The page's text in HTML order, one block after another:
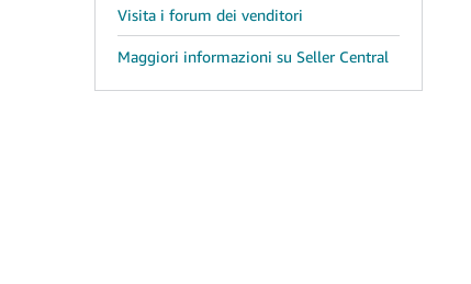
Visita i forum dei venditori
Maggiori informazioni su Seller Central